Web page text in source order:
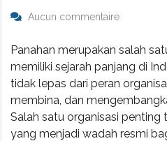
Aucun commentaire
Panahan merupakan salah
memiliki sejarah panjang di
tidak lepas dari peran
membina, dan
Salah satu organisasi penting
yang menjadi wadah resmi